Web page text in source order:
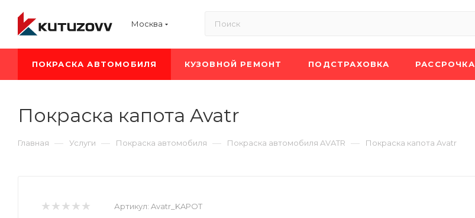
Москва
ПОКРАСКА АВТОМОБИЛЯ КУЗОВНОЙ РЕМОНТ ПОДСТРАХОВКА РАССРОЧКА
Покраска капота Avatr
Главная — Услуги — Покраска автомобиля — Покраска автомобиля AVATR — Покраска капота Avatr
Артикул: Avatr_KAPOT